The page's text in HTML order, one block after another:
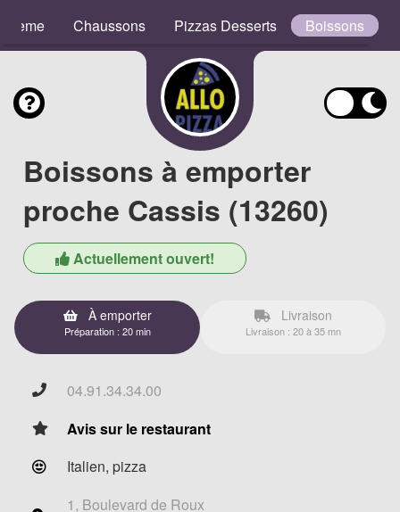
Chaussons Pizzas Desserts Boissons
Boissons à emporter
proche Cassis (13260)
Actuellement ouvert!
À emporter
Préparation : 20 min
Livraison
Livraison : 20 à 35 mn
04.91.34.34.00
Avis sur le restaurant
Italien, pizza
1, Boulevard de Roux